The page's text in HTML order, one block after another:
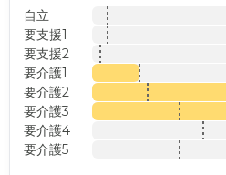
自立
要支援1
要支援2
要介護1
要介護2
要介護3
要介護4
要介護5